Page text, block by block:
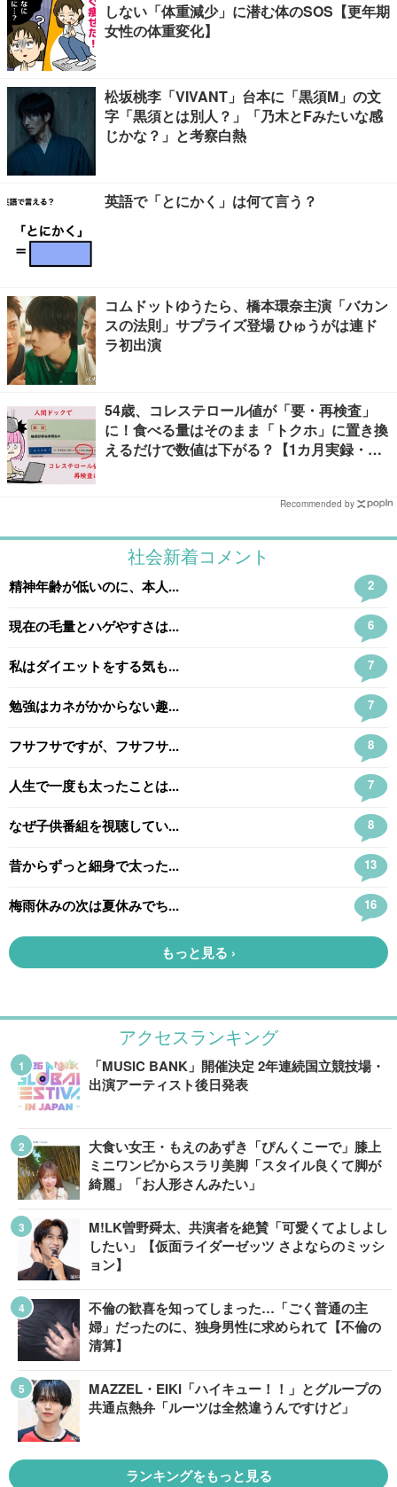
しない「体重減少」に潜む体のSOS【更年期
女性の体重変化】
松坂桃李「VIVANT」台本に「黒須M」の文
字「黒須とは別人？」「乃木とFみたいな感
じかな？」と考察白熱
英語で「とにかく」は何て言う？
コムドットゆうたら、橋本環奈主演「バカン
スの法則」サプライズ登場 ひゅうがは連ド
ラ初出演
54歳、コレステロール値が「要・再検査」
に！食べる量はそのまま「トクホ」に置き換
えるだけで数値は下がる？【1カ月実録・ビ
Recommended by
アクセスランキング
「MUSIC BANK」開催決定 2年連続国立競技場・
出演アーティスト後日発表
大食い女王・もえのあずき「ぴんくこーで」膝上
ミニワンピからスラリ美脚「スタイル良くて脚が
綺麗」「お人形さんみたい」
M!LK曽野舜太、共演者を絶賛「可愛くてよしよし
したい」【仮面ライダーゼッツ さよならのミッシ
ョン】
不倫の歓喜を知ってしまった…「ごく普通の主
婦」だったのに、独身男性に求められて【不倫の
清算】
MAZZEL・EIKI「ハイキュー！！」とグループの
共通点熱弁「ルーツは全然違うんですけど」
ランキングをもっと見る